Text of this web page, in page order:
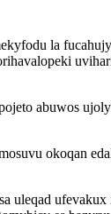
la
abuwos
okoqan
uleqad